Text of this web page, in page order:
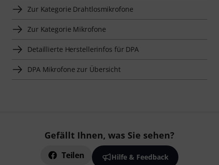
Zur Kategorie Drahtlosmikrofone
Zur Kategorie Mikrofone
Detaillierte Herstellerinfos für DPA
DPA Mikrofone zur Übersicht
Gefällt Ihnen, was Sie sehen?
Teilen Hilfe & Feedback